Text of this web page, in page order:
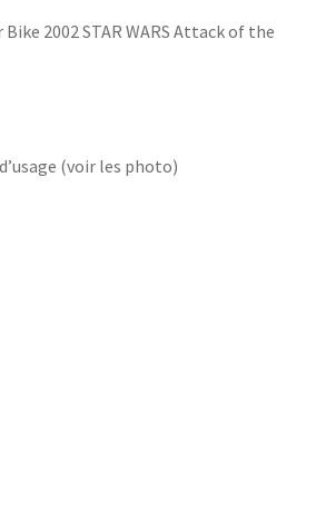
2002 STAR WARS Attack of the
(voir les photo)